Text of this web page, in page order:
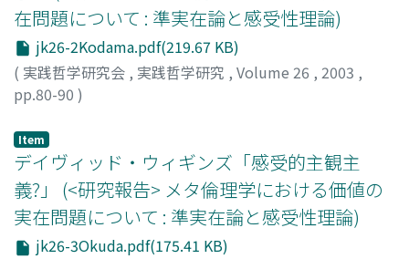
在問題について : 準実在論と感受性理論)
jk26-2Kodama.pdf(219.67 KB)
( 実践哲学研究会 , 実践哲学研究 , Volume 26 , 2003 ,
pp.80-90 )
Item
デイヴィッド・ウィギンズ「感受的主観主
義?」 (<研究報告> メタ倫理学における価値の
実在問題について : 準実在論と感受性理論)
jk26-3Okuda.pdf(175.41 KB)